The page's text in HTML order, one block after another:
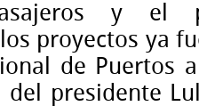
y el
proyectos ya
de Puertos
del presidente